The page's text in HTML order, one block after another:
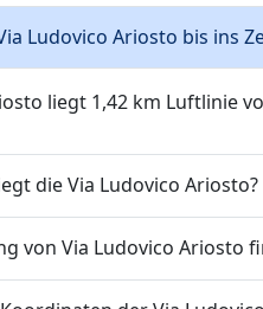
Ludovico Ariosto bis ins
liegt 1,42 km Luftlinie
die Via Ludovico Ariosto?
von Via Ludovico Ariosto